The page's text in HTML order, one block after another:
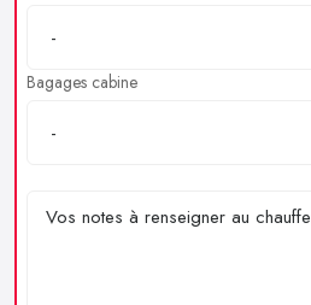
Bagages cabine